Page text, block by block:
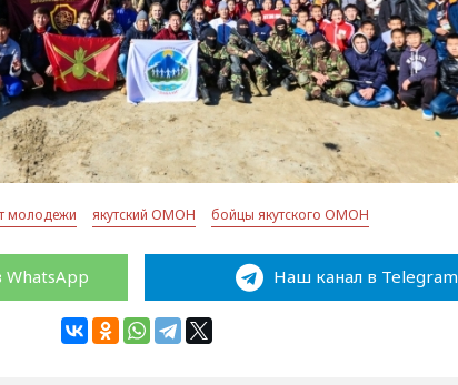
молодежи якутский ОМОН бойцы якутского ОМОН
Наш канал в Telegram